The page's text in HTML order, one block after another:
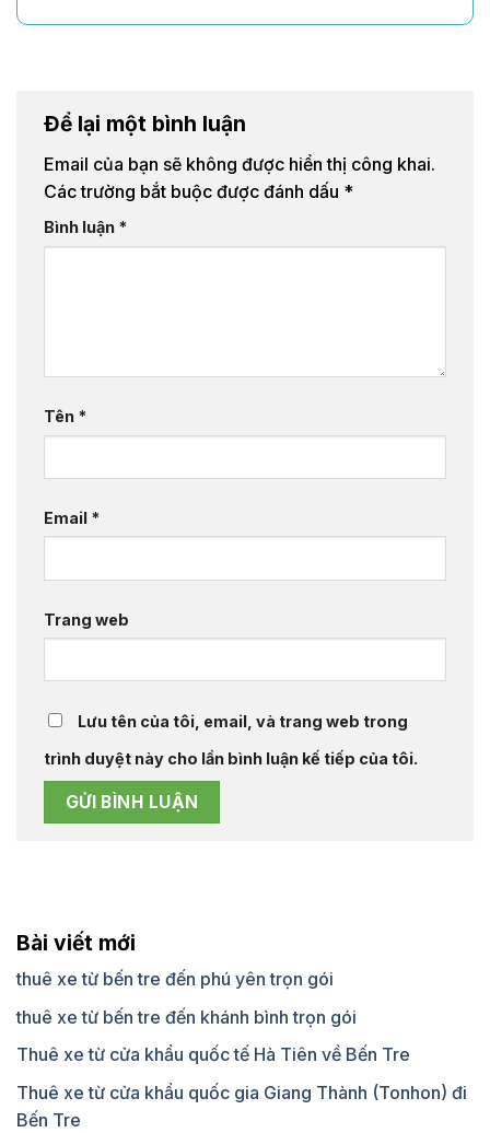
Để lại một bình luận
Email của bạn sẽ không được hiển thị công khai.
Các trường bắt buộc được đánh dấu *
Bình luận *
Tên *
Email *
Trang web
Lưu tên của tôi, email, và trang web trong
trình duyệt này cho lần bình luận kế tiếp của tôi.
Bài viết mới
thuê xe từ bến tre đến phú yên trọn gói
thuê xe từ bến tre đến khánh bình trọn gói
Thuê xe từ cửa khẩu quốc tế Hà Tiên về Bến Tre
Thuê xe từ cửa khẩu quốc gia Giang Thành (Tonhon) đi
Bến Tre